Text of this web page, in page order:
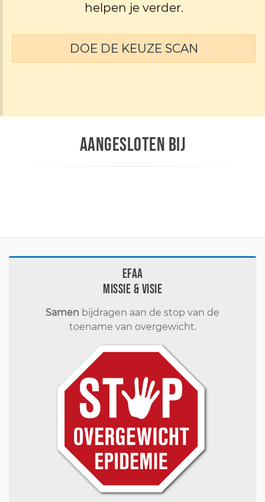
helpen je verder.
DOE DE KEUZE SCAN
AANGESLOTEN BIJ
EFAA
Missie & visie
Samen bijdragen aan de stop van de
toename van overgewicht.